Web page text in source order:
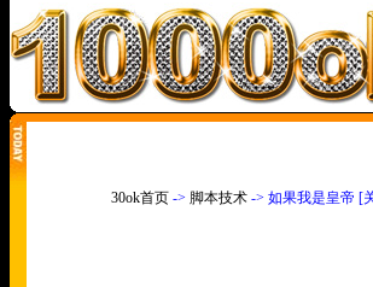
30ok首页 -> 脚本技术 -> 如果我是皇帝 [